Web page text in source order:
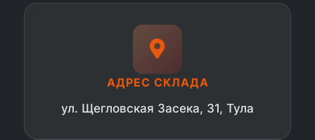
АДРЕС СКЛАДА
ул. Щегловская Засека, 31, Тула